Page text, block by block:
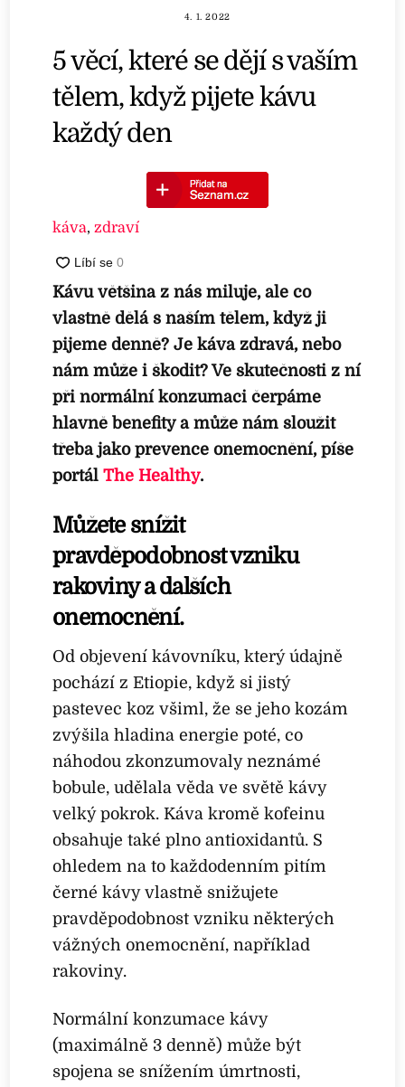
4. 1. 2022
5 věcí, které se dějí s vaším
tělem, když pijete kávu
každý den
káva, zdraví
Kávu většina z nás miluje, ale co
vlastně dělá s naším tělem, když ji
pijeme denně? Je káva zdravá, nebo
nám může i škodit? Ve skutečnosti z ní
při normální konzumaci čerpáme
hlavně benefity a může nám sloužit
třeba jako prevence onemocnění, píše
portálThe Healthy.
Můžete snížit
pravděpodobnost vzniku
rakoviny a dalších
onemocnění.
Od objevení kávovníku, který údajně
pochází z Etiopie, když si jistý
pastevec koz všiml, že se jeho kozám
zvýšila hladina energie poté, co
náhodou zkonzumovaly neznámé
bobule, udělala věda ve světě kávy
velký pokrok. Káva kromě kofeinu
obsahuje také plno antioxidantů. S
ohledem na to každodenním pitím
černé kávy vlastně snižujete
pravděpodobnost vzniku některých
vážných onemocnění, například
rakoviny.
Normální konzumace kávy
(maximálně 3 denně) může být
spojena se snížením úmrtnosti,